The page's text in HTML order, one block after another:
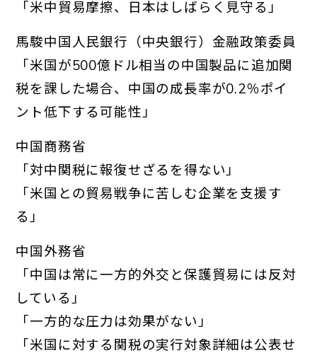
「米中貿易摩擦、日本はしばらく見守る」
馬駿中国人民銀行（中央銀行）金融政策委員
「米国が500億ドル相当の中国製品に追加関
税を課した場合、中国の成長率が0.2％ポイ
ント低下する可能性」
中国商務省
「対中関税に報復せざるを得ない」
「米国との貿易戦争に苦しむ企業を支援す
る」
中国外務省
「中国は常に一方的外交と保護貿易には反対
してい る」
「一方的な圧力は効果がない」
「米国に対する関税の実行対象詳細は公表せ